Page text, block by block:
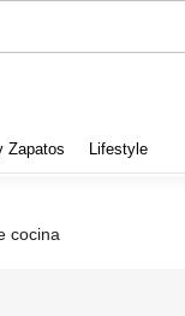
Zapatos Lifestyle
cocina